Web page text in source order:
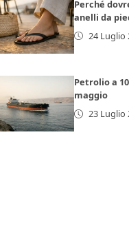
Perché
anelli da
24 Luglio
Petrolio a
maggio
23 Luglio